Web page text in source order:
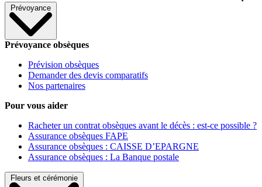
Prévoyance
Prévoyance obsèques
Prévision obsèques
Demander des devis comparatifs
Nos partenaires
Pour vous aider
Racheter un contrat obsèques avant le décès : est-ce possible ?
Assurance obsèques FAPE
Assurance obsèques : CAISSE D’EPARGNE
Assurance obsèques : La Banque postale
Fleurs et cérémonie